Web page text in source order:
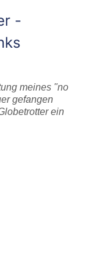
-
meines "no
gefangen
ein